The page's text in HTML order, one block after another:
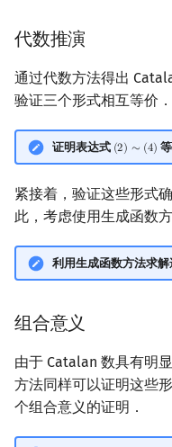
代数推演
通过代数方法得出
验证三个形式相互等价．
证明表达式 (2) ∼ (4)
(2)∼(4)
紧接着，验证这些形式
此，考虑使用生成函数
利用生成函数方法求
组合意义
由于 Catalan 数具有明
方法同样可以证明这些
个组合意义的证明．